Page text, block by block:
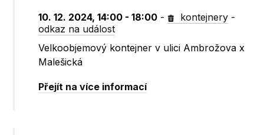
10. 12. 2024, 14:00 - 18:00 - kontejnery -
odkaz na událost
Velkoobjemový kontejner v ulici Ambrožova x
Malešická
Přejít na více informací